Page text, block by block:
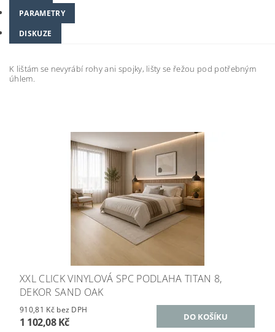
PARAMETRY
DISKUZE
K lištám se nevyrábí rohy ani spojky, lišty se řežou pod potřebným
úhlem.
XXL CLICK VINYLOVÁ SPC PODLAHA TITAN 8,
DEKOR SAND OAK
910,81 Kč bez DPH
1 102,08 Kč